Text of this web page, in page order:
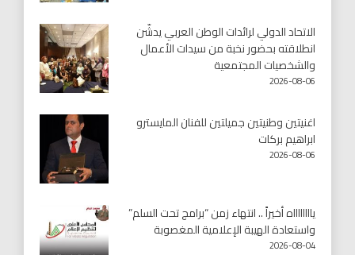
الاتحاد الدولي لرائدات الوطن العربي يدشّن
انطلاقته بحضور نخبة من سيدات الأعمال
والشخصيات المجتمعية
2026-08-06
اغنيتين وطنيتين جميلتين للفنان المايسترو
ابراهيم بركات
2026-08-06
يااااااااه أخيراً .. انتهاء زمن “برامج تحت السلم”
واستعادة الهيبة الإعلامية المغصوبة
2026-08-04